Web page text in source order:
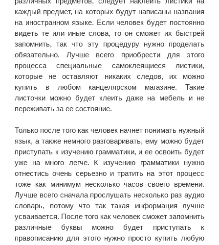
каждый предмет, на которых будут написаны названия
на иностранном языке. Если человек будет постоянно
видеть те или иные слова, то он сможет их быстрей
запомнить, так что эту процедуру нужно проделать
обязательно. Лучше всего приобрести для этого
процесса специальные самоклеящиеся листики,
которые не оставляют никаких следов, их можно
купить в любом канцелярском магазине. Такие
листочки можно будет клеить даже на мебель и не
переживать за ее состояние.
Только после того как человек начнет понимать нужный
язык, а также немного разговаривать, ему можно будет
приступать к изучению грамматики, и ее освоить будет
уже на много легче. К изучению грамматики нужно
отнестись очень серьезно и тратить на этот процесс
тоже как минимум несколько часов своего времени.
Лучше всего сначала прослушать несколько раз аудио
словарь, потому что так такая информация лучше
усваивается. После того как человек сможет запомнить
различные буквы можно будет приступать к
правописанию для этого нужно просто купить любую